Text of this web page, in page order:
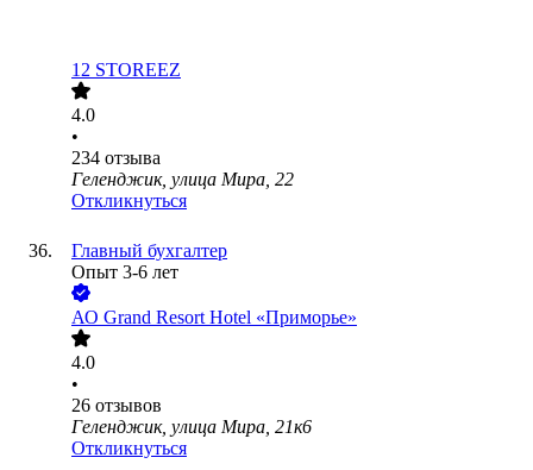
12 STOREEZ
4.0
•
234 отзыва
Геленджик, улица Мира, 22
Откликнуться
Главный бухгалтер
Опыт 3-6 лет
АО Grand Resort Hotel «Приморье»
4.0
•
26 отзывов
Геленджик, улица Мира, 21к6
Откликнуться